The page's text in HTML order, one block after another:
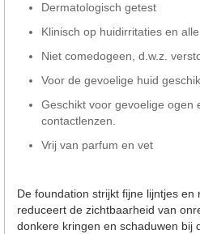
Dermatologisch getest
Klinisch op huidirritaties en
Niet comedogeen, d.w.z.
Voor de gevoelige huid
Geschikt voor gevoelige ogen
contactlenzen.
Vrij van parfum en vet
De foundation strijkt fijne lijntjes en
reduceert de zichtbaarheid van
donkere kringen en schaduwen bij